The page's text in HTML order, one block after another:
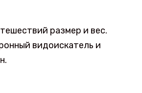
размер и вес.
видоискатель и